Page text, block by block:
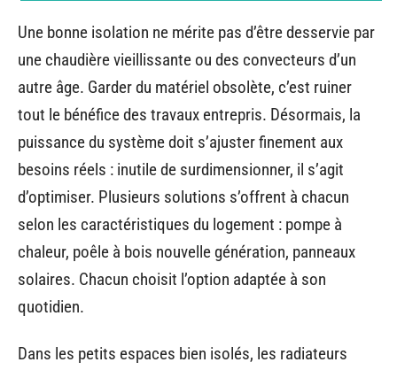
Une bonne isolation ne mérite pas d’être desservie par
une chaudière vieillissante ou des convecteurs d’un
autre âge. Garder du matériel obsolète, c’est ruiner
tout le bénéfice des travaux entrepris. Désormais, la
puissance du système doit s’ajuster finement aux
besoins réels : inutile de surdimensionner, il s’agit
d’optimiser. Plusieurs solutions s’offrent à chacun
selon les caractéristiques du logement : pompe à
chaleur, poêle à bois nouvelle génération, panneaux
solaires. Chacun choisit l’option adaptée à son
quotidien.
Dans les petits espaces bien isolés, les radiateurs